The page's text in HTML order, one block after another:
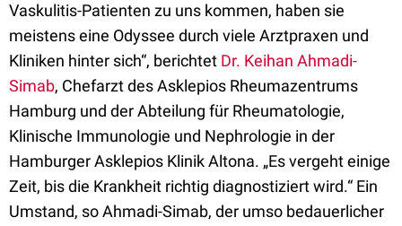
Vaskulitis-Patienten zu uns kommen, haben sie
meistens eine Odyssee durch viele Arztpraxen und
Kliniken hinter sich“, berichtet Dr. Keihan Ahmadi-
Simab, Chefarzt des Asklepios Rheumazentrums
Hamburg und der Abteilung für Rheumatologie,
Klinische Immunologie und Nephrologie in der
Hamburger Asklepios Klinik Altona. „Es vergeht einige
Zeit, bis die Krankheit richtig diagnostiziert wird.“ Ein
Umstand, so Ahmadi-Simab, der umso bedauerlicher